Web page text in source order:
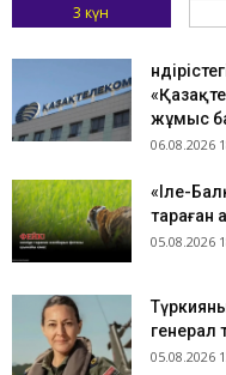
3 күн
жұмыс
06.08.2026
«Іле-
тараған
05.08.2026
генерал
05.08.2026